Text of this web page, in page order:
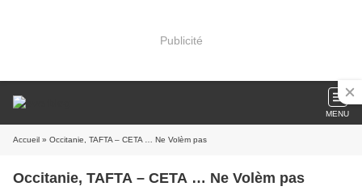
Publicité
MENU
Accueil » Occitanie, TAFTA – CETA … Ne Volèm pas
Occitanie, TAFTA – CETA … Ne Volèm pas